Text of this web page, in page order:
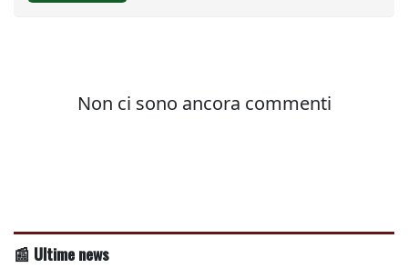
📰 Ultime news